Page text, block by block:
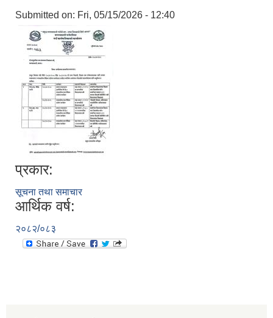
Submitted on: Fri, 05/15/2026 - 12:40
प्रकार:
सूचना तथा समाचार
आर्थिक वर्ष:
२०८२/०८३